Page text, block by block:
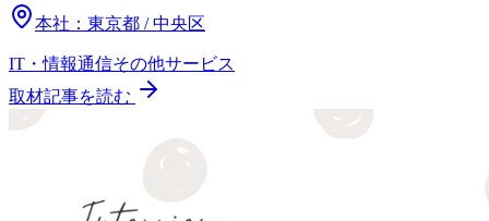
本社： 東京都 / 中央区
IT・情報通信その他サービス
取材記事を読む